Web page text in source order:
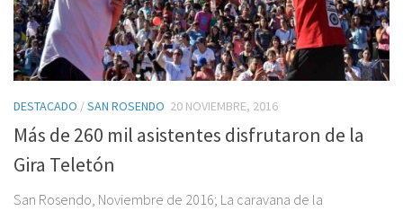
DESTACADO /SAN ROSENDO 20 NOVIEMBRE, 2016
Más de 260 mil asistentes disfrutaron de la
Gira Teletón
San Rosendo, Noviembre de 2016; La caravana de la